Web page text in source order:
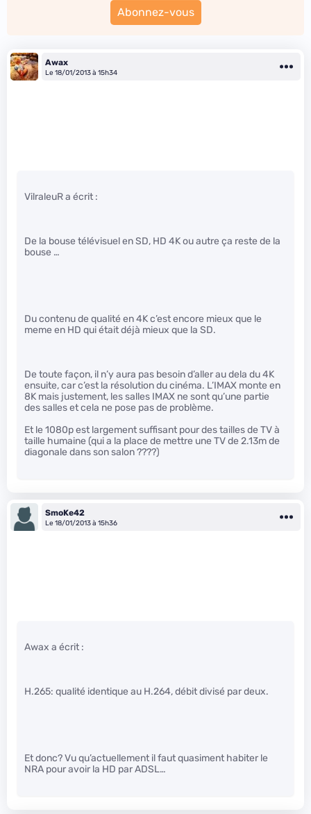
Abonnez-vous
Awax
Le 18/01/2013 à 15h34
VilraleuR a écrit :
De la bouse télévisuel en SD, HD 4K ou autre ça reste de la
bouse …
Du contenu de qualité en 4K c’est encore mieux que le
meme en HD qui était déjà mieux que la SD.
De toute façon, il n’y aura pas besoin d’aller au dela du 4K
ensuite, car c’est la résolution du cinéma. L’IMAX monte en
8K mais justement, les salles IMAX ne sont qu’une partie
des salles et cela ne pose pas de problème.
Et le 1080p est largement suffisant pour des tailles de TV à
taille humaine (qui a la place de mettre une TV de 2.13m de
diagonale dans son salon ????)
SmoKe42
Le 18/01/2013 à 15h36
Awax a écrit :
H.265: qualité identique au H.264, débit divisé par deux.
Et donc? Vu qu’actuellement il faut quasiment habiter le
NRA pour avoir la HD par ADSL…